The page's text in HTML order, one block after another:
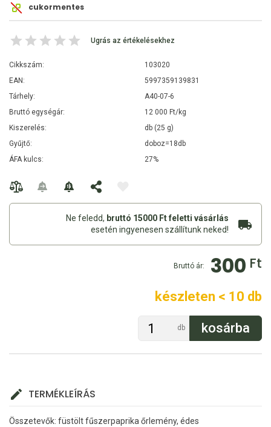
cukormentes
Ugrás az értékelésekhez
Cikkszám:
103020
EAN:
5997359139831
Tárhely:
A40-07-6
Bruttó egységár:
12 000 Ft/kg
Kiszerelés:
db (25 g)
Gyűjtő:
doboz=18db
ÁFA kulcs:
27%
Ne feledd, bruttó 15000 Ft feletti vásárlás
esetén ingyenesen szállítunk neked!
Bruttó ár: 300 Ft
készleten < 10 db
db
TERMÉKLEÍRÁS
Összetevők: füstölt fűszerpaprika őrlemény, édes